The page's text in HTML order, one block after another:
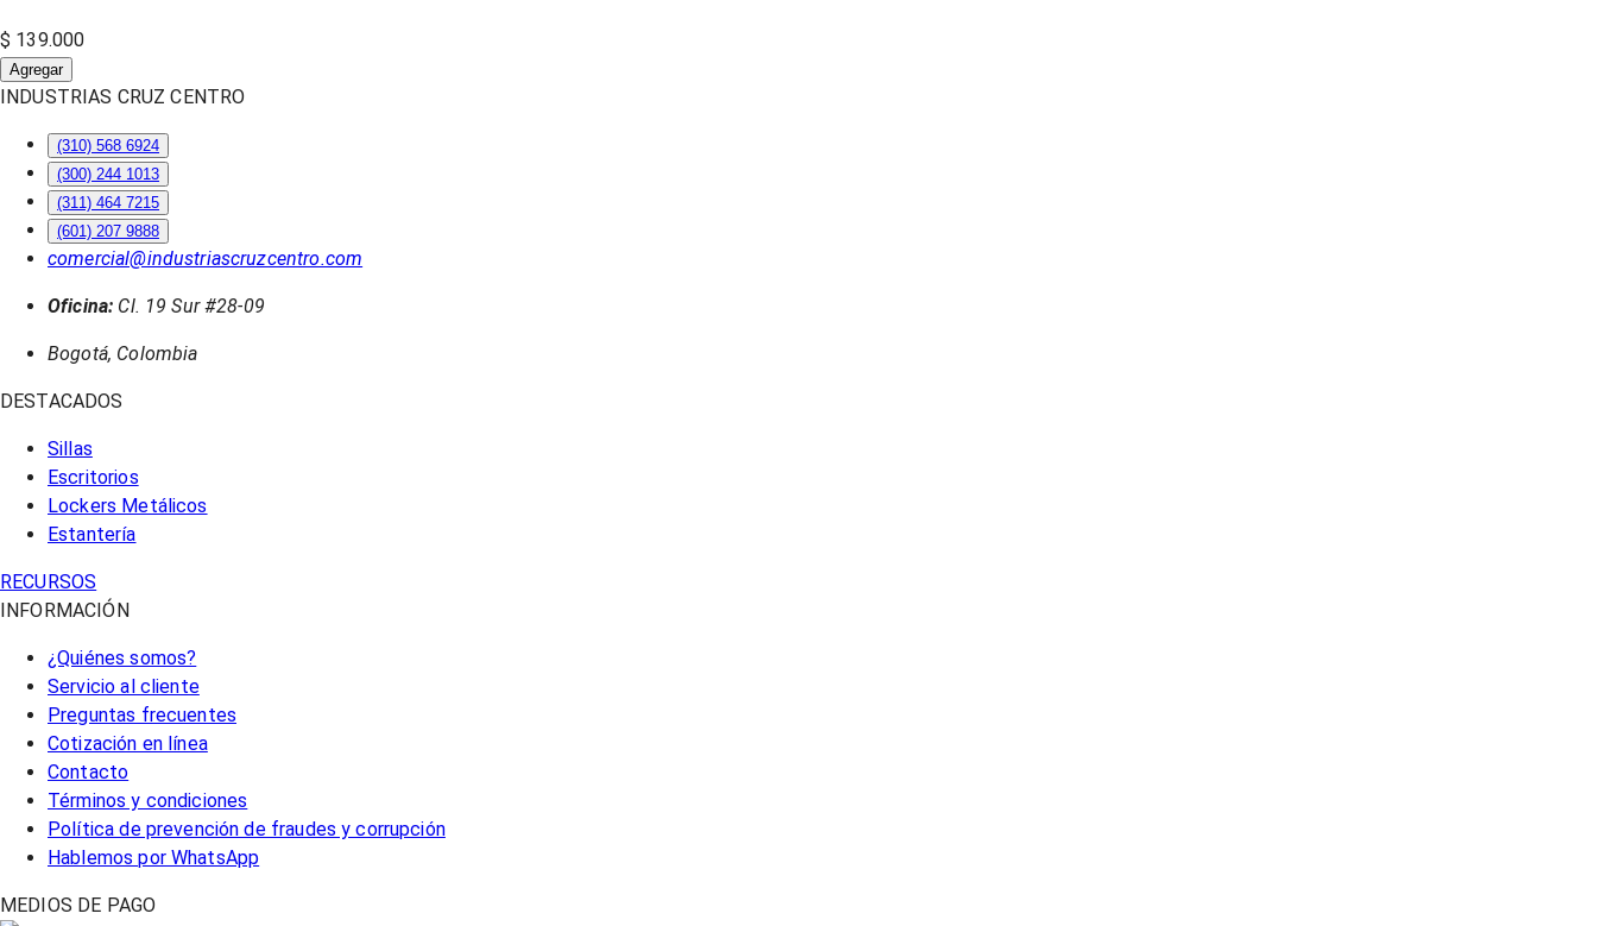
$ 139.000
Agregar
INDUSTRIAS CRUZ CENTRO
(310) 568 6924
(300) 244 1013
(311) 464 7215
(601) 207 9888
comercial@industriascruzcentro.com
Oficina: Cl. 19 Sur #28-09
Bogotá, Colombia
DESTACADOS
Sillas
Escritorios
Lockers Metálicos
Estantería
RECURSOS
INFORMACIÓN
¿Quiénes somos?
Servicio al cliente
Preguntas frecuentes
Cotización en línea
Contacto
Términos y condiciones
Política de prevención de fraudes y corrupción
Hablemos por WhatsApp
MEDIOS DE PAGO